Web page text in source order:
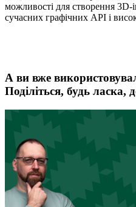
можливості для створення
сучасних графічних API і
А ви вже
Поділіться, будь ласка,